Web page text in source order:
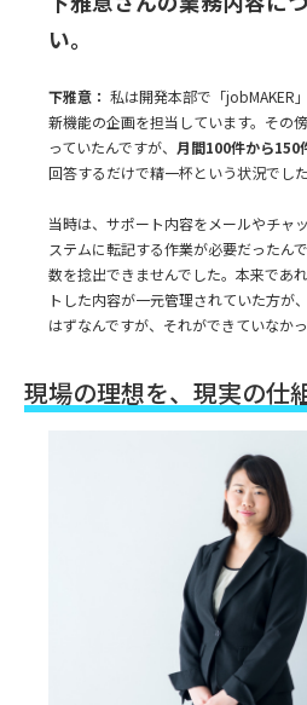
い。
下雅意： 私は開発本部で「jobMAKER
新機能の企画を担当しています。その
っていたんですが、 月間100件から150
回答するだけで精一杯という状況でした
当時は、サポート内容をメールやチャ
ステムに転記する作業が必要だったん
数を捻出できませんでした。本来であ
トした内容が一元管理されていた方が
はずなんですが、それができていなかっ
現場の理想を、現実の仕